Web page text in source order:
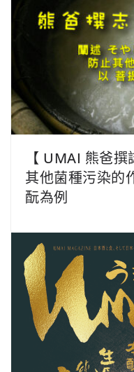
【 UMAI 熊爸
其他菌種污染的
酛為例